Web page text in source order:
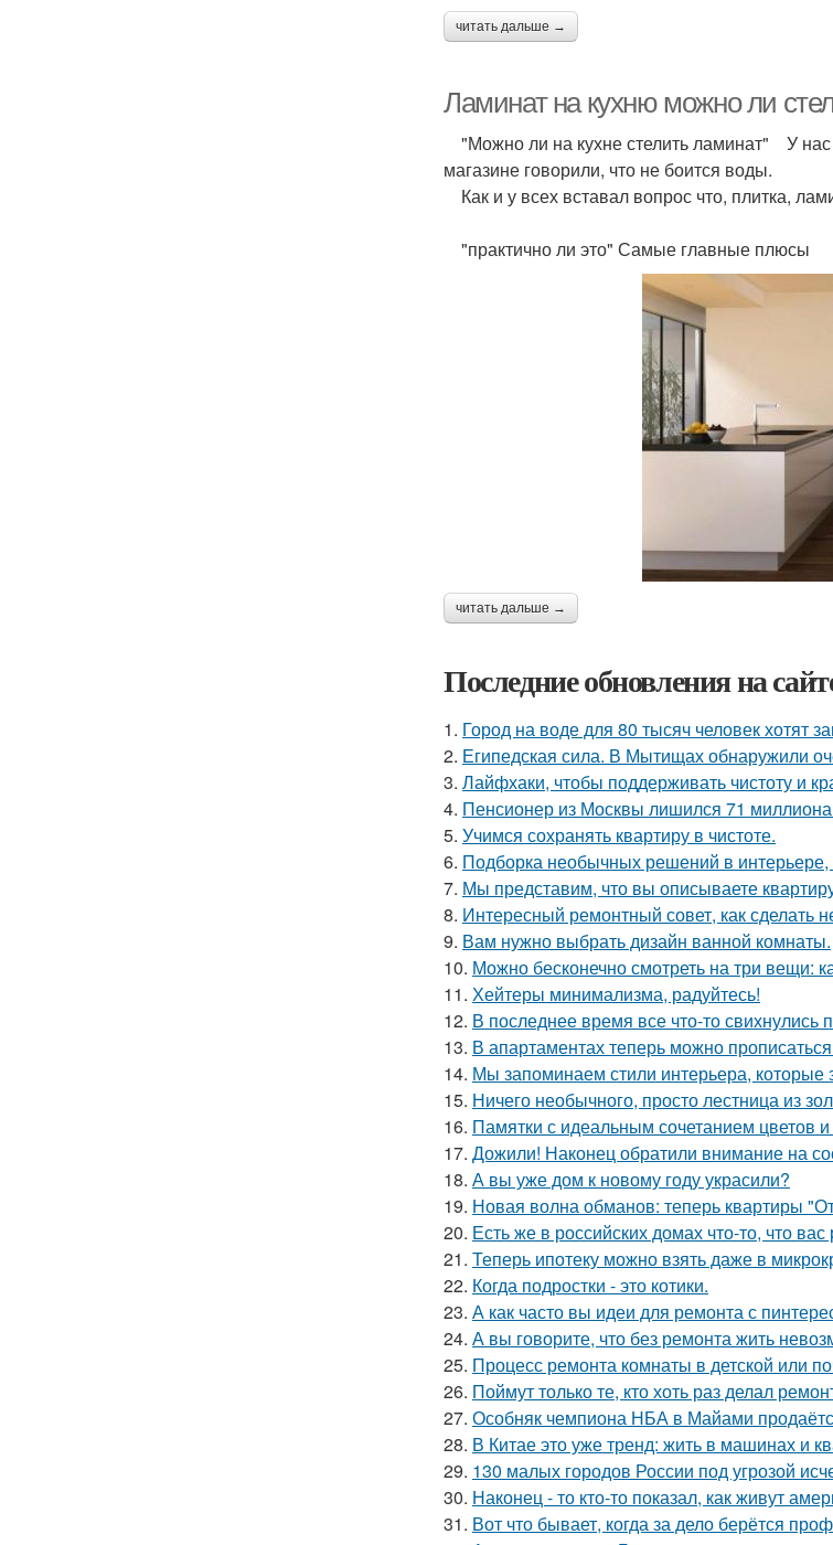
читать дальше →
Ламинат на кухню можно ли
"Можно ли на кухне стелить ламинат" У
магазине говорили, что не боится воды.
Как и у всех вставал вопрос что, плитка,
"практично ли это" Самые главные плюсы
читать дальше →
Последние обновления на
1. Город на воде для 80 тысяч человек хотят
2. Египедская сила. В Мытищах обнаружили
3. Лайфхаки, чтобы поддерживать чистоту и
4. Пенсионер из Москвы лишился 71
5. Учимся сохранять квартиру в чистоте.
6. Подборка необычных решений в
7. Мы представим, что вы описываете
8. Интересный ремонтный совет, как сделать
9. Вам нужно выбрать дизайн ванной комнаты.
10. Можно бесконечно смотреть на три вещи:
11. Хейтеры минимализма, радуйтесь!
12. В последнее время все что-то свихнулись
13. В апартаментах теперь можно
14. Мы запоминаем стили интерьера, которые
15. Ничего необычного, просто лестница из
16. Памятки с идеальным сочетанием цветов
17. Дожили! Наконец обратили внимание на
18. А вы уже дом к новому году украсили?
19. Новая волна обманов: теперь квартиры
20. Есть же в российских домах что-то, что вас
21. Теперь ипотеку можно взять даже в
22. Когда подростки - это котики.
23. А как часто вы идеи для ремонта с
24. А вы говорите, что без ремонта жить
25. Процесс ремонта комнаты в детской или
26. Поймут только те, кто хоть раз делал
27. Особняк чемпиона НБА в Майами
28. В Китае это уже тренд: жить в машинах и
29. 130 малых городов России под угрозой
30. Наконец - то кто-то показал, как живут
31. Вот что бывает, когда за дело берётся